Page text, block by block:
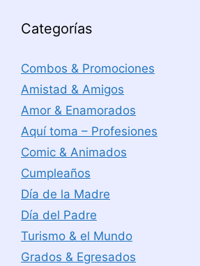
Categorías
Combos & Promociones
Amistad & Amigos
Amor & Enamorados
Aquí toma – Profesiones
Comic & Animados
Cumpleaños
Día de la Madre
Día del Padre
Turismo & el Mundo
Grados & Egresados